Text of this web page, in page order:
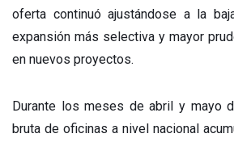
oferta continuó ajustándose a la
expansión más selectiva y mayor
en nuevos proyectos.
Durante los meses de abril y mayo
bruta de oficinas a nivel nacional